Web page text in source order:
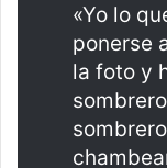
«Yo lo
ponerse
la foto y